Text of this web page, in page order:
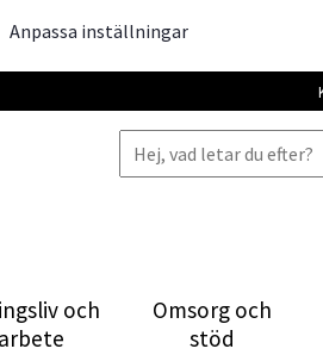
Anpassa inställningar
och
arbete
Omsorg och
stöd